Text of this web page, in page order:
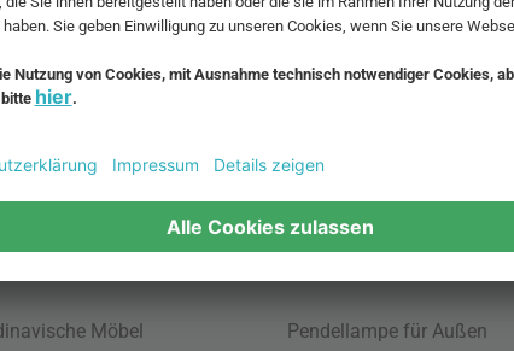
und zzgl.Versandkosten.
Möbel
Pendellampe für Außen